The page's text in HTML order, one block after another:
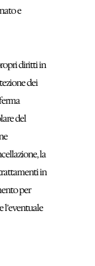
e
diritti in
dei
del
la
in
per